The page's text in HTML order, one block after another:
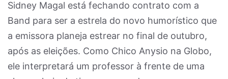
Sidney Magal está fechando contrato com a
Band para ser a estrela do novo humorístico que
a emissora planeja estrear no final de outubro,
após as eleições. Como Chico Anysio na Globo,
ele interpretará um professor à frente de uma